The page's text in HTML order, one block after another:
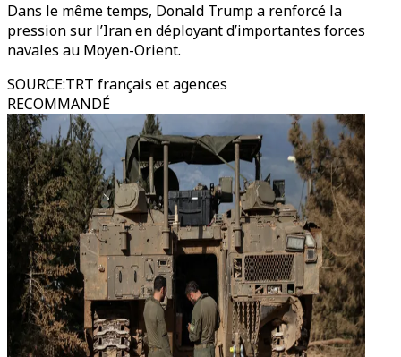
Dans le même temps, Donald Trump a renforcé la
pression sur l’Iran en déployant d’importantes forces
navales au Moyen-Orient.
SOURCE:TRT français et agences
RECOMMANDÉ